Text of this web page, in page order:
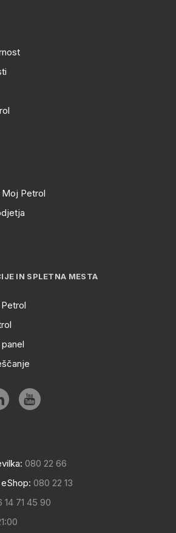
Moj Petrol
IN SPLETNA MESTA
080 22 66
080 22 13
14 71 45 90